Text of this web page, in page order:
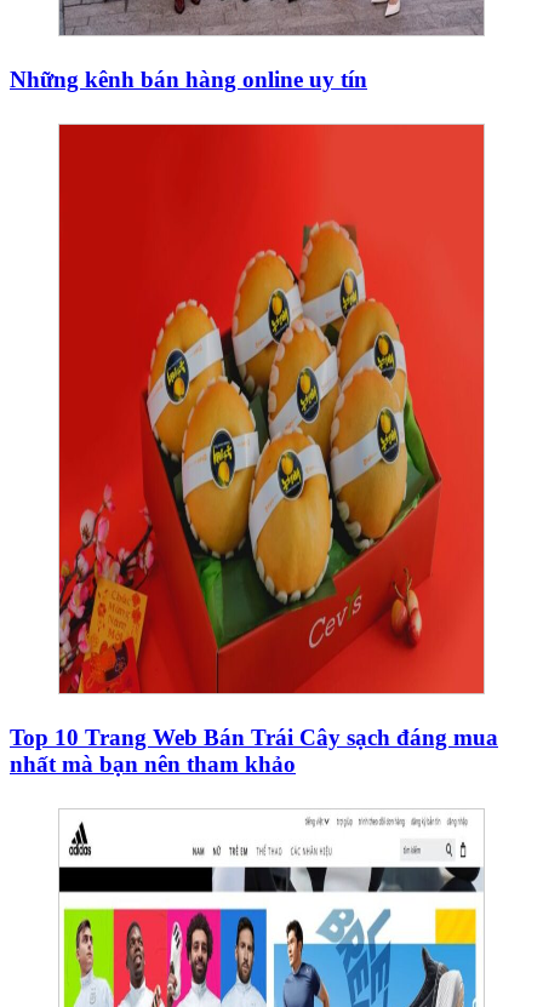
Những kênh bán hàng online uy tín
Top 10 Trang Web Bán Trái Cây sạch đáng mua
nhất mà bạn nên tham khảo